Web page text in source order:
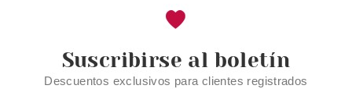
Suscribirse al boletín
Descuentos exclusivos para clientes registrados